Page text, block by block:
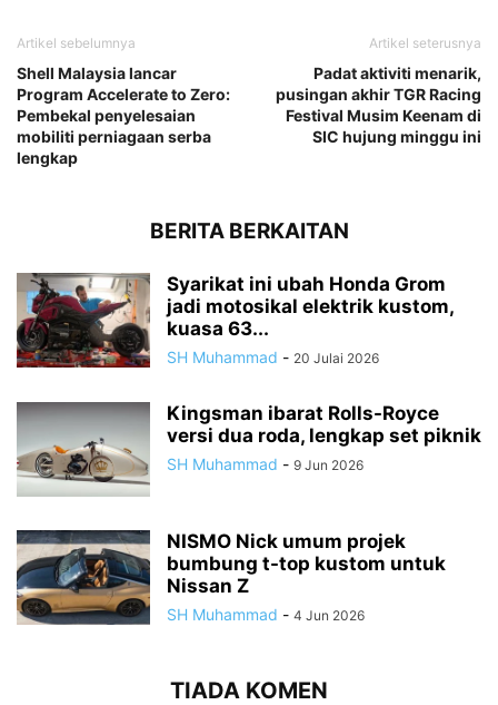
Artikel sebelumnya
Shell Malaysia lancar
Program Accelerate to Zero:
Pembekal penyelesaian
mobiliti perniagaan serba
lengkap
Artikel seterusnya
Padat aktiviti menarik,
pusingan akhir TGR Racing
Festival Musim Keenam di
SIC hujung minggu ini
BERITA BERKAITAN
Syarikat ini ubah Honda Grom
jadi motosikal elektrik kustom,
kuasa 63...
SH Muhammad - 20 Julai 2026
Kingsman ibarat Rolls-Royce
versi dua roda, lengkap set piknik
SH Muhammad - 9 Jun 2026
NISMO Nick umum projek
bumbung t-top kustom untuk
Nissan Z
SH Muhammad - 4 Jun 2026
TIADA KOMEN